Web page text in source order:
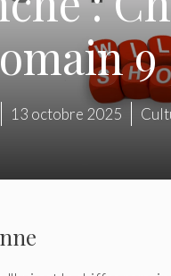
9
13 octobre 2025